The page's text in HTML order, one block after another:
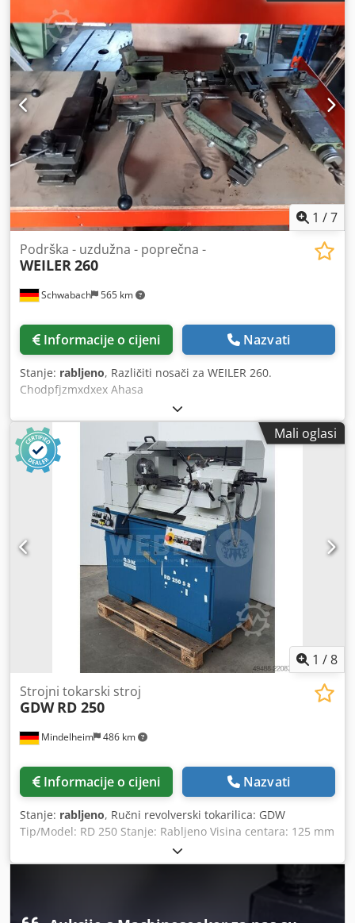
1 /7
Schwabach 565 km
Podrška - uzdužna - poprečna -
WEILER 260
Informacije o cijeni Nazvati
Stanje: rabljeno, Različiti nosači za WEILER 260.
Chodpfjzmxdxex Ahasa
Mali oglasi
1 /8
Mindelheim 486 km
Strojni tokarski stroj
GDW RD 250
Informacije o cijeni Nazvati
Stanje: rabljeno, Ručni revolverski tokarilica: GDW
Tip/Model: RD 250 Stanje: Rabljeno Visina centara: 125 mm
Codpfx Aozcb Rujhajha Udaljenost između vretenaste glave
i revolverske glave maks.: 400 mm Okretni promjer iznad
kreveta: 260 mm Okretni promjer iznad uzdužnog nosača:
128 mm Glava vretena DIN 55027: veličina 4 Provrt vretena:
38 mm Unutarnji konus sličan DIN 228: MK 5 Prolaz za